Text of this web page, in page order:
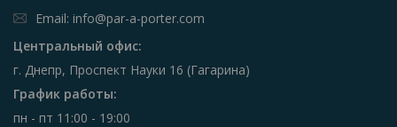
Email: info@par-a-porter.com
Центральный офис:
г. Днепр, Проспект Науки 16 (Гагарина)
График работы:
пн - пт 11:00 - 19:00